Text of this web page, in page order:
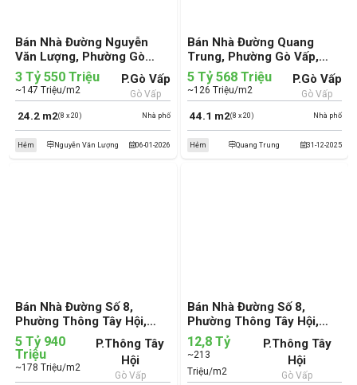
Bán Nhà Đường Nguyễn
Văn Lượng, Phường Gò
Vấp, Quận Gò Vấp (cũ)
Nhà phố
24.2 m2(8 x 20)
3 Tỷ 550 Triệu
~147 Triệu/m2
P.Gò Vấp
Gò Vấp
06-01-2026
Hẻm Nguyễn Văn Lượng
Bán Nhà Đường Quang
Trung, Phường Gò Vấp,
Quận Gò Vấp (cũ)
Nhà phố
44.1 m2(8 x 20)
5 Tỷ 568 Triệu
~126 Triệu/m2
P.Gò Vấp
Gò Vấp
31-12-2025
Hẻm Quang Trung
Bán Nhà Đường Số 8,
Phường Thông Tây Hội,
Quận Gò Vấp (cũ)
5 Tỷ 940
Triệu
~178 Triệu/m2
P.Thông Tây
Hội
Gò Vấp
Bán Nhà Đường Số 8,
Phường Thông Tây Hội,
Quận Gò Vấp (cũ)
12,8 Tỷ
~213
Triệu/m2
P.Thông Tây
Hội
Gò Vấp